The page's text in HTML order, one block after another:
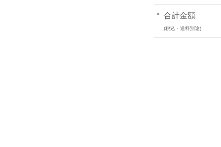
合計金額
(税込・送料別途)